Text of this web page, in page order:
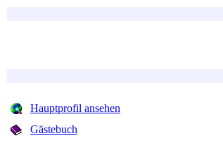
Hauptprofil ansehen
Gästebuch